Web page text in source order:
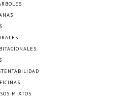
MIXTOS